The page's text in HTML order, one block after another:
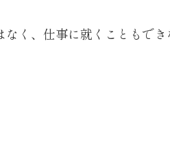
く、仕事に就くこともで